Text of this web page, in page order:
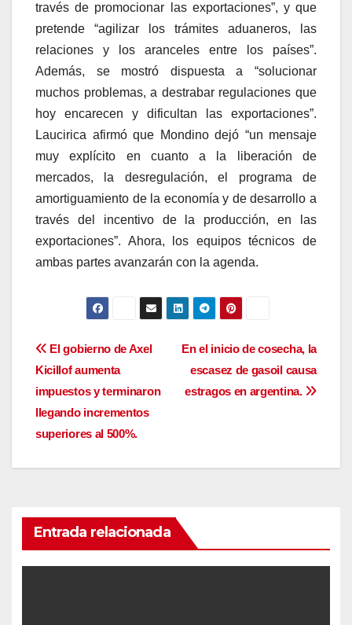
través de promocionar las exportaciones”, y que
pretende “agilizar los trámites aduaneros, las
relaciones y los aranceles entre los países”.
Además, se mostró dispuesta a “solucionar
muchos problemas, a destrabar regulaciones que
hoy encarecen y dificultan las exportaciones”.
Laucirica afirmó que Mondino dejó “un mensaje
muy explícito en cuanto a la liberación de
mercados, la desregulación, el programa de
amortiguamiento de la economía y de desarrollo a
través del incentivo de la producción, en las
exportaciones”. Ahora, los equipos técnicos de
ambas partes avanzarán con la agenda.
Navegación
de
entradas
En el inicio de cosecha, la
escasez de gasoil causa
estragos en argentina.
El gobierno de Axel
Kicillof aumenta
impuestos y terminaron
llegando incrementos
superiores al 500%.
Entrada relacionada